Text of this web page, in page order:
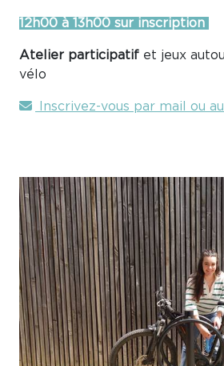
12h00 à 13h00 sur inscription
Atelier participatif et jeux
vélo
Inscrivez-vous par mail ou